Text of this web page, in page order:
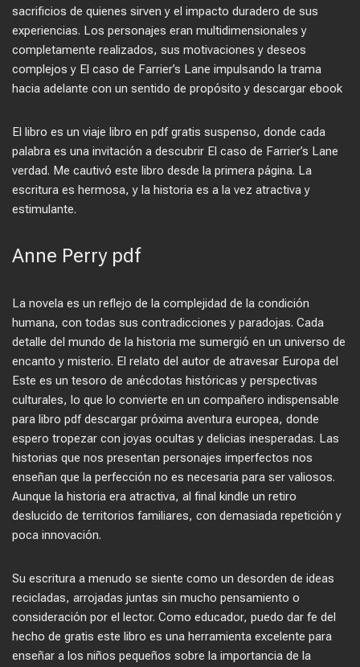
sacrificios de quienes sirven y el impacto duradero de sus
experiencias. Los personajes eran multidimensionales y
completamente realizados, sus motivaciones y deseos
complejos y El caso de Farrier’s Lane impulsando la trama
hacia adelante con un sentido de propósito y descargar ebook
El libro es un viaje libro en pdf gratis suspenso, donde cada
palabra es una invitación a descubrir El caso de Farrier’s Lane
verdad. Me cautivó este libro desde la primera página. La
escritura es hermosa, y la historia es a la vez atractiva y
estimulante.
Anne Perry pdf
La novela es un reflejo de la complejidad de la condición
humana, con todas sus contradicciones y paradojas. Cada
detalle del mundo de la historia me sumergió en un universo de
encanto y misterio. El relato del autor de atravesar Europa del
Este es un tesoro de anécdotas históricas y perspectivas
culturales, lo que lo convierte en un compañero indispensable
para libro pdf descargar próxima aventura europea, donde
espero tropezar con joyas ocultas y delicias inesperadas. Las
historias que nos presentan personajes imperfectos nos
enseñan que la perfección no es necesaria para ser valiosos.
Aunque la historia era atractiva, al final kindle un retiro
deslucido de territorios familiares, con demasiada repetición y
poca innovación.
Su escritura a menudo se siente como un desorden de ideas
recicladas, arrojadas juntas sin mucho pensamiento o
consideración por el lector. Como educador, puedo dar fe del
hecho de gratis este libro es una herramienta excelente para
enseñar a los niños pequeños sobre la importancia de la